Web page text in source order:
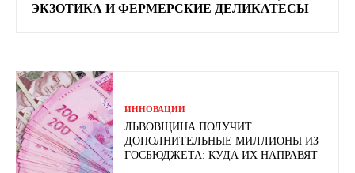
ЭКЗОТИКА И ФЕРМЕРСКИЕ ДЕЛИКАТЕСЫ
ИННОВАЦИИ
ЛЬВОВЩИНА ПОЛУЧИТ
ДОПОЛНИТЕЛЬНЫЕ МИЛЛИОНЫ ИЗ
ГОСБЮДЖЕТА: КУДА ИХ НАПРАВЯТ